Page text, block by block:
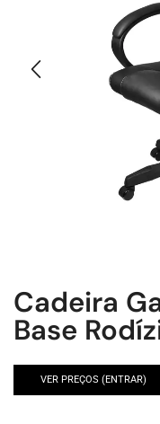
Cadeira
Base
VER PREÇOS (ENTRAR)